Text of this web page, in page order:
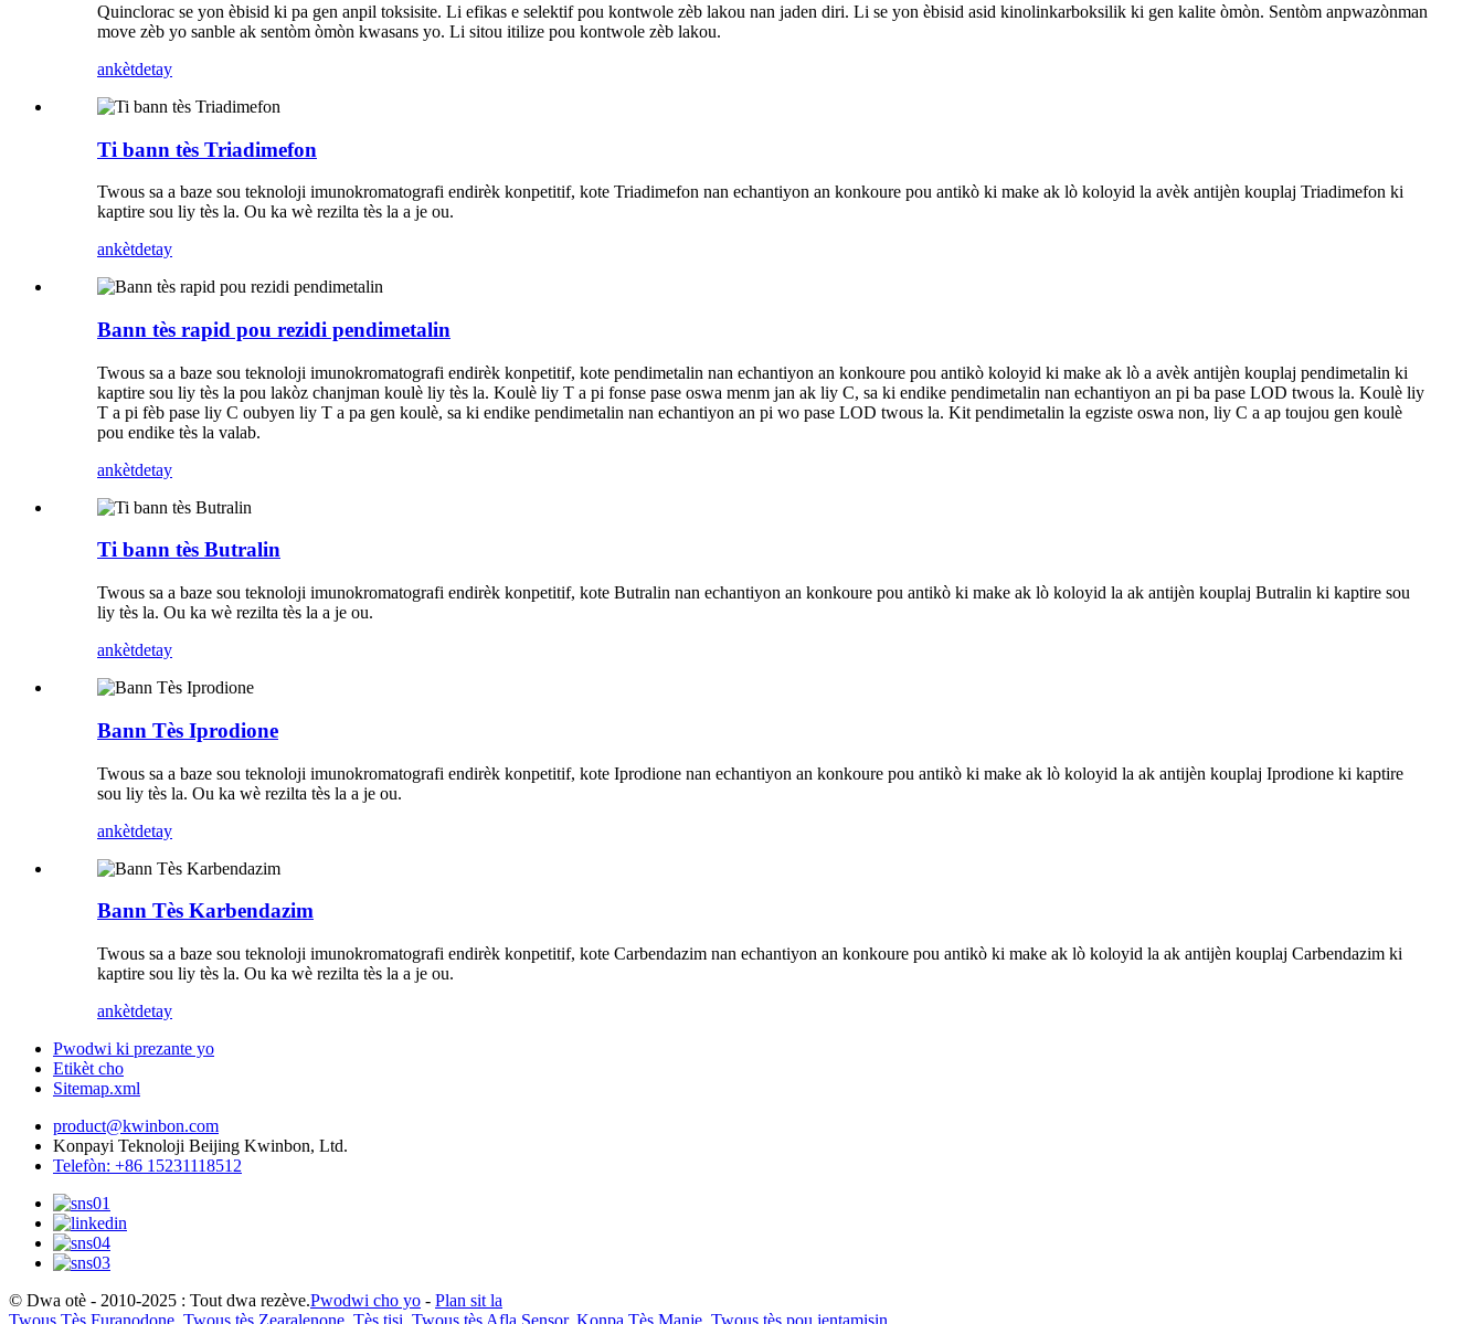
Quinclorac se yon èbisid ki pa gen anpil toksisite. Li efikas e selektif pou kontwole zèb lakou nan jaden diri. Li se yon èbisid asid kinolinkarboksilik ki gen kalite òmòn. Sentòm anpwazònman
move zèb yo sanble ak sentòm òmòn kwasans yo. Li sitou itilize pou kontwole zèb lakou.
ankètdetay
Ti bann tès Triadimefon
Twous sa a baze sou teknoloji imunokromatografi endirèk konpetitif, kote Triadimefon nan echantiyon an konkoure pou antikò ki make ak lò koloyid la avèk antijèn kouplaj Triadimefon ki
kaptire sou liy tès la. Ou ka wè rezilta tès la a je ou.
ankètdetay
Bann tès rapid pou rezidi pendimetalin
Twous sa a baze sou teknoloji imunokromatografi endirèk konpetitif, kote pendimetalin nan echantiyon an konkoure pou antikò koloyid ki make ak lò a avèk antijèn kouplaj pendimetalin ki
kaptire sou liy tès la pou lakòz chanjman koulè liy tès la. Koulè liy T a pi fonse pase oswa menm jan ak liy C, sa ki endike pendimetalin nan echantiyon an pi ba pase LOD twous la. Koulè liy
T a pi fèb pase liy C oubyen liy T a pa gen koulè, sa ki endike pendimetalin nan echantiyon an pi wo pase LOD twous la. Kit pendimetalin la egziste oswa non, liy C a ap toujou gen koulè
pou endike tès la valab.
ankètdetay
Ti bann tès Butralin
Twous sa a baze sou teknoloji imunokromatografi endirèk konpetitif, kote Butralin nan echantiyon an konkoure pou antikò ki make ak lò koloyid la ak antijèn kouplaj Butralin ki kaptire sou
liy tès la. Ou ka wè rezilta tès la a je ou.
ankètdetay
Bann Tès Iprodione
Twous sa a baze sou teknoloji imunokromatografi endirèk konpetitif, kote Iprodione nan echantiyon an konkoure pou antikò ki make ak lò koloyid la ak antijèn kouplaj Iprodione ki kaptire
sou liy tès la. Ou ka wè rezilta tès la a je ou.
ankètdetay
Bann Tès Karbendazim
Twous sa a baze sou teknoloji imunokromatografi endirèk konpetitif, kote Carbendazim nan echantiyon an konkoure pou antikò ki make ak lò koloyid la ak antijèn kouplaj Carbendazim ki
kaptire sou liy tès la. Ou ka wè rezilta tès la a je ou.
ankètdetay
Pwodwi ki prezante yo
Etikèt cho
Sitemap.xml
product@kwinbon.com
Konpayi Teknoloji Beijing Kwinbon, Ltd.
Telefòn: +86 15231118512
© Dwa otè - 2010-2025 : Tout dwa rezève.Pwodwi cho yo - Plan sit la
Twous Tès Furanodone Twous tès Zearalenone Tès tisi Twous tès Afla Sensor, Konpa Tès Manje Twous tès pou jentamisin